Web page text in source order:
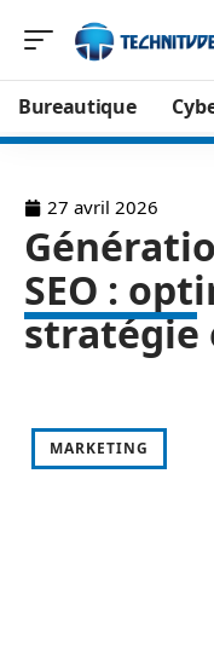
Bureautique
27 avril 2026
SEO :
stratégie
MARKETING